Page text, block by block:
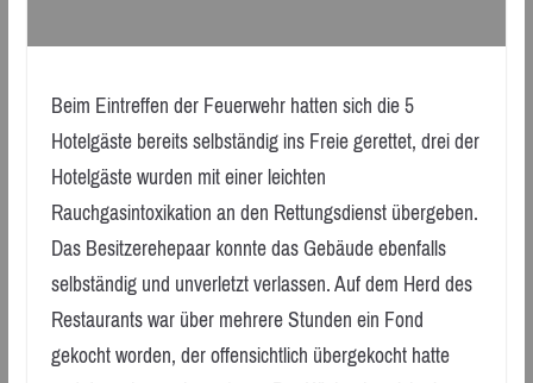
Beim Eintreffen der Feuerwehr hatten sich die 5
Hotelgäste bereits selbständig ins Freie gerettet, drei der
Hotelgäste wurden mit einer leichten
Rauchgasintoxikation an den Rettungsdienst übergeben.
Das Besitzerehepaar konnte das Gebäude ebenfalls
selbständig und unverletzt verlassen. Auf dem Herd des
Restaurants war über mehrere Stunden ein Fond
gekocht worden, der offensichtlich übergekocht hatte